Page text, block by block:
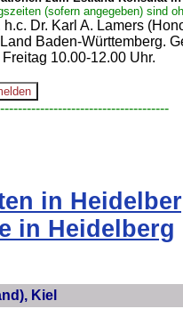
(sofern angegeben) sind
h.c. Dr. Karl A. Lamers
Baden-Württemberg.
10.00-12.00 Uhr.
in
in Heidelberg
Kiel